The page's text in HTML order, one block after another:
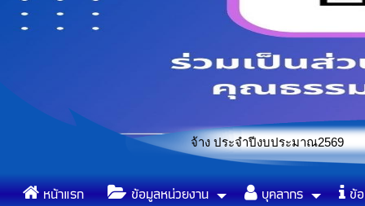
« ข้อบัญญัติองค์การบริหารส่วน
และเลือกสรรพนักงานจ้าง ประจำปีงบประมาณ2569
หน้าแรก ข้อมูลหน่วยงาน บุคลากร ข้อ